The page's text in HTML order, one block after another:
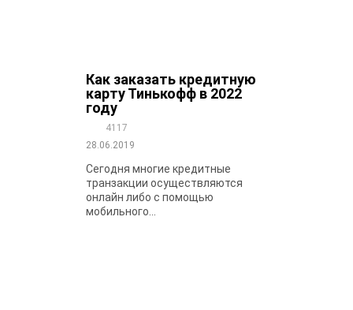
Как заказать кредитную
карту Тинькофф в 2022
году
4117
28.06.2019
Сегодня многие кредитные
транзакции осуществляются
онлайн либо с помощью
мобильного...